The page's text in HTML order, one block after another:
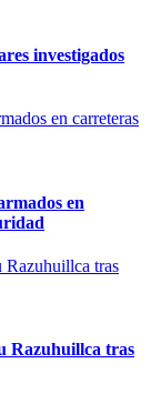
investigados
en
Razuhuillca tras